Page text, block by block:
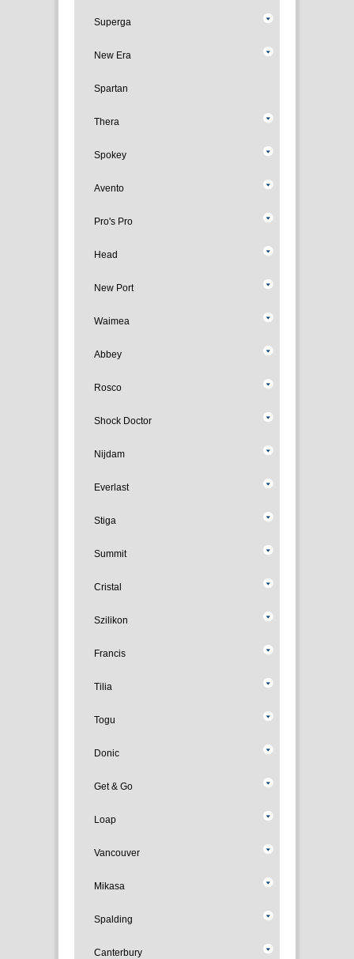
Superga
New Era
Spartan
Thera
Spokey
Avento
Pro's Pro
Head
New Port
Waimea
Abbey
Rosco
Shock Doctor
Nijdam
Everlast
Stiga
Summit
Cristal
Szilikon
Francis
Tilia
Togu
Donic
Get & Go
Loap
Vancouver
Mikasa
Spalding
Canterbury